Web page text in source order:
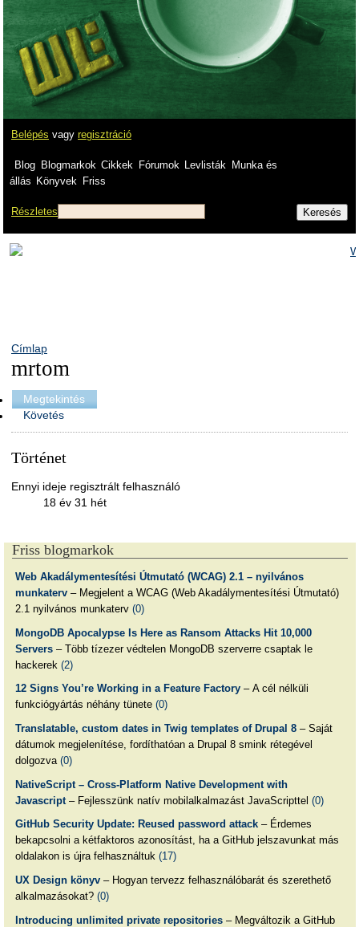
Belépés vagy regisztráció
Blog Blogmarkok Cikkek Fórumok Levlisták
Munka és
állás Könyvek Friss
Részletes
Címlap
mrtom
Megtekintés
Követés
Történet
Ennyi ideje regisztrált felhasználó
18 év 31 hét
Friss blogmarkok
Web Akadálymentesítési Útmutató (WCAG) 2.1 – nyilvános
munkaterv– Megjelent a WCAG (Web Akadálymentesítési Útmutató)
2.1 nyilvános munkaterv (0)
MongoDB Apocalypse Is Here as Ransom Attacks Hit 10,000
Servers– Több tízezer védtelen MongoDB szerverre csaptak le
hackerek (2)
12 Signs You’re Working in a Feature Factory– A cél nélküli
funkciógyártás néhány tünete (0)
Translatable, custom dates in Twig templates of Drupal 8– Saját
dátumok megjelenítése, fordíthatóan a Drupal 8 smink rétegével
dolgozva (0)
NativeScript – Cross-Platform Native Development with
Javascript– Fejlesszünk natív mobilalkalmazást JavaScripttel (0)
GitHub Security Update: Reused password attack– Érdemes
bekapcsolni a kétfaktoros azonosítást, ha a GitHub jelszavunkat más
oldalakon is újra felhasználtuk (17)
UX Design könyv– Hogyan tervezz felhasználóbarát és szerethető
alkalmazásokat? (0)
Introducing unlimited private repositories– Megváltozik a GitHub